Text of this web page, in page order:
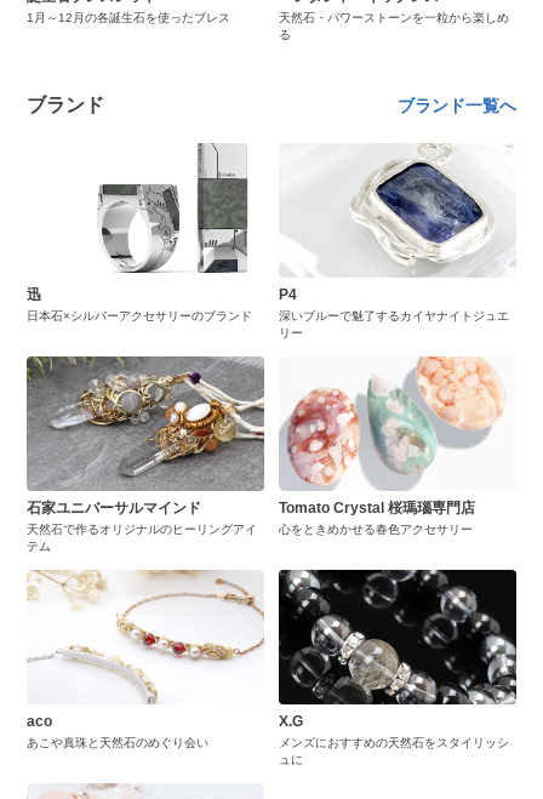
1月～12月の各誕生石を使ったブレス
天然石・パワーストーンを一粒から楽しめ
る
ブランド ブランド一覧へ
迅
日本石×シルバーアクセサリーのブランド
P4
深いブルーで魅了するカイヤナイトジュエ
リー
石家ユニバーサルマインド
天然石で作るオリジナルのヒーリングアイ
テム
Tomato Crystal 桜瑪瑙専門店
心をときめかせる春色アクセサリー
aco
あこや真珠と天然石のめぐり会い
X.G
メンズにおすすめの天然石をスタイリッシ
ュに